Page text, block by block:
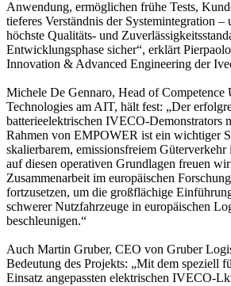
Anwendung, ermöglichen frühe Tests,
tieferes Verständnis der Systemintegration –
höchste Qualitäts- und
Entwicklungsphase sicher“, erklärt
Innovation & Advanced Engineering der
Michele De Gennaro, Head of
Technologies am AIT, hält fest: „Der
batterieelektrischen IVECO-Demonstrators
Rahmen von EMPOWER ist ein wichtiger
skalierbarem, emissionsfreiem
auf diesen operativen Grundlagen freuen
Zusammenarbeit im europäischen
fortzusetzen, um die großflächige
schwerer Nutzfahrzeuge in europäischen
beschleunigen.“
Auch Martin Gruber, CEO von Gruber
Bedeutung des Projekts: „Mit dem speziell
Einsatz angepassten elektrischen IVECO-